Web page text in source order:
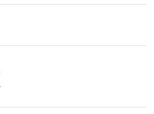
Zatvoriť filtre